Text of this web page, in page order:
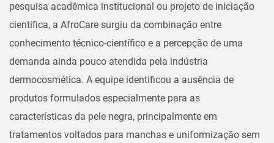
pesquisa acadêmica institucional ou projeto de iniciação
científica, a AfroCare surgiu da combinação entre
conhecimento técnico-científico e a percepção de uma
demanda ainda pouco atendida pela indústria
dermocosmética. A equipe identificou a ausência de
produtos formulados especialmente para as
características da pele negra, principalmente em
tratamentos voltados para manchas e uniformização sem